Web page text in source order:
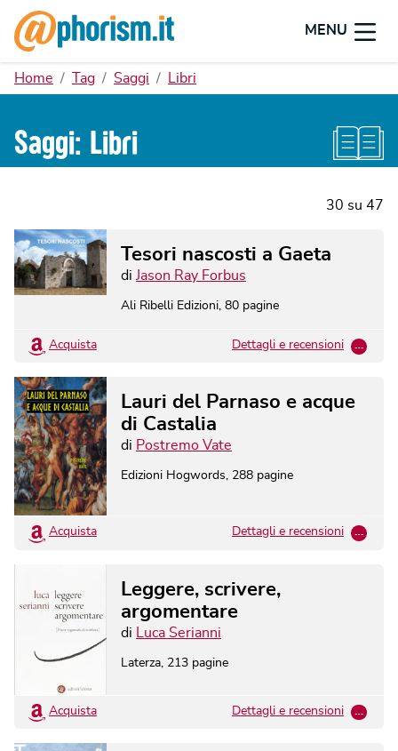
MENU
Home Tag Saggi Libri
Saggi: Libri
30 su 47
Tesori nascosti a Gaeta
di Jason Ray Forbus
Ali Ribelli Edizioni, 80 pagine
Acquista Dettagli e recensioni …
Lauri del Parnaso e acque
di Castalia
di Postremo Vate
Edizioni Hogwords, 288 pagine
Acquista Dettagli e recensioni …
Leggere, scrivere,
argomentare
di Luca Serianni
Laterza 213 pagine
Acquista Dettagli e recensioni …